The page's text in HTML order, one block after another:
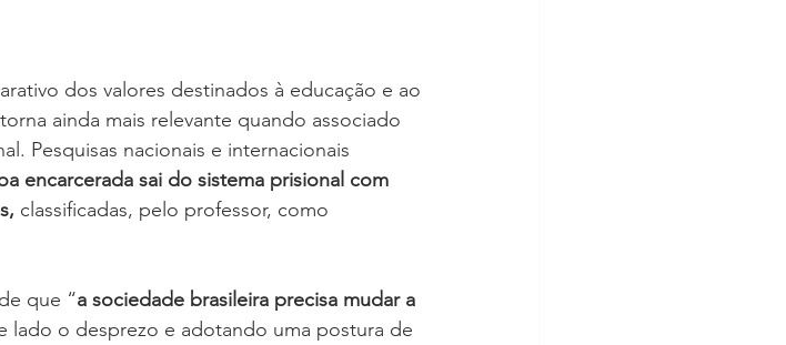
dos valores destinados à educação e ao
ainda mais relevante quando associado
Pesquisas nacionais e internacionais
encarcerada sai do sistema prisional com
classificadas, pelo professor, como
que “a sociedade brasileira precisa mudar a
lado o desprezo e adotando uma postura de